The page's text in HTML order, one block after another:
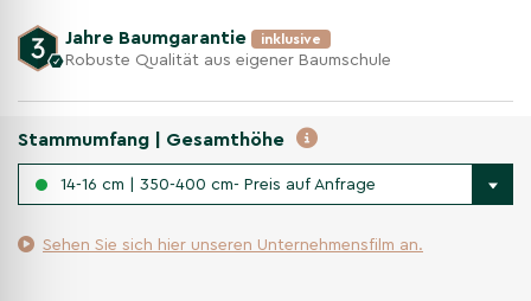
Jahre Baumgarantie inklusive
Robuste Qualität aus eigener Baumschule
Stammumfang | Gesamthöhe
14-16 cm | 350-400 cm- Preis auf Anfrage
Sehen Sie sich hier unseren Unternehmensfilm an.